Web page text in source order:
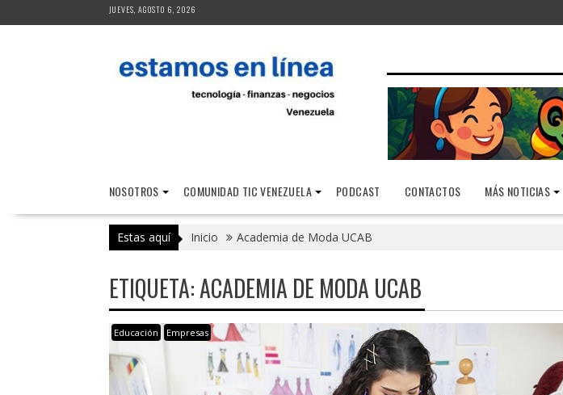
al
JUEVES, AGOSTO 6, 2026
NOSOTROS COMUNIDAD TIC VENEZUELA PODCAST CONTACTOS MÁS NOTICIAS
Estas aquí Inicio Academia de Moda UCAB
ETIQUETA:ACADEMIA DE MODA UCAB
Educación Empresas